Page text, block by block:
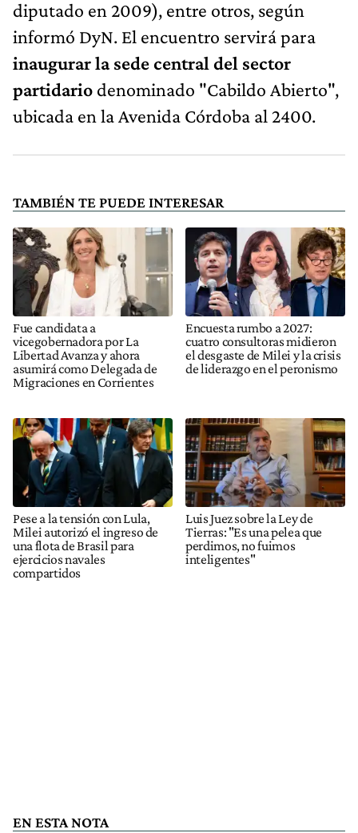
diputado en 2009), entre otros, según
informó DyN. El encuentro servirá para
inaugurar la sede central del sector
partidario denominado "Cabildo Abierto",
ubicada en la Avenida Córdoba al 2400.
TAMBIÉN TE PUEDE INTERESAR
Fue candidata a
vicegobernadora por La
Libertad Avanza y ahora
asumirá como Delegada de
Migraciones en Corrientes
Encuesta rumbo a 2027:
cuatro consultoras midieron
el desgaste de Milei y la crisis
de liderazgo en el peronismo
Pese a la tensión con Lula,
Milei autorizó el ingreso de
una flota de Brasil para
ejercicios navales
compartidos
Luis Juez sobre la Ley de
Tierras: "Es una pelea que
perdimos, no fuimos
inteligentes"
EN ESTA NOTA